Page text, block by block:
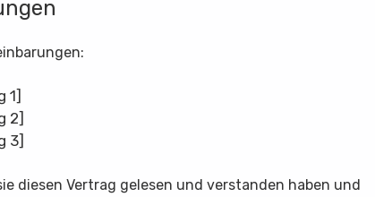
1]
2]
3]
diesen Vertrag gelesen und verstanden haben und